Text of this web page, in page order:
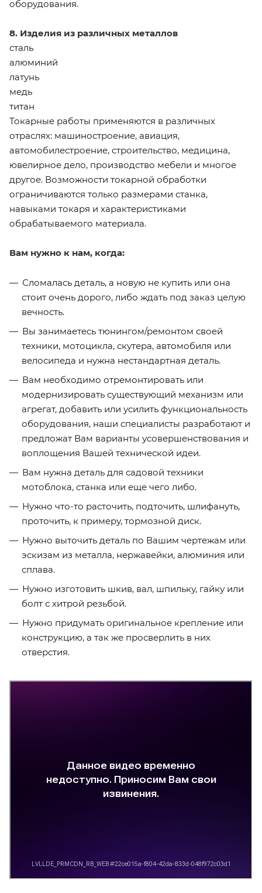
оборудования.
8. Изделия из различных металлов
сталь
алюминий
латунь
медь
титан
Токарные работы применяются в различных
отраслях: машиностроение, авиация,
автомобилестроение, строительство, медицина,
ювелирное дело, производство мебели и многое
другое. Возможности токарной обработки
ограничиваются только размерами станка,
навыками токаря и характеристиками
обрабатываемого материала.
Вам нужно к нам, когда:
Сломалась деталь, а новую не купить или она
стоит очень дорого, либо ждать под заказ целую
вечность.
Вы занимаетесь тюнингом/ремонтом своей
техники, мотоцикла, скутера, автомобиля или
велосипеда и нужна нестандартная деталь.
Вам необходимо отремонтировать или
модернизировать существующий механизм или
агрегат, добавить или усилить функциональность
оборудования, наши специалисты разработают и
предложат Вам варианты усовершенствования и
воплощения Вашей технической идеи.
Вам нужна деталь для садовой техники
мотоблока, станка или еще чего либо.
Нужно что-то расточить, подточить, шлифануть,
проточить, к примеру, тормозной диск.
Нужно выточить деталь по Вашим чертежам или
эскизам из металла, нержавейки, алюминия или
сплава.
Нужно изготовить шкив, вал, шпильку, гайку или
болт с хитрой резьбой.
Нужно придумать оригинальное крепление или
конструкцию, а так же просверлить в них
отверстия.